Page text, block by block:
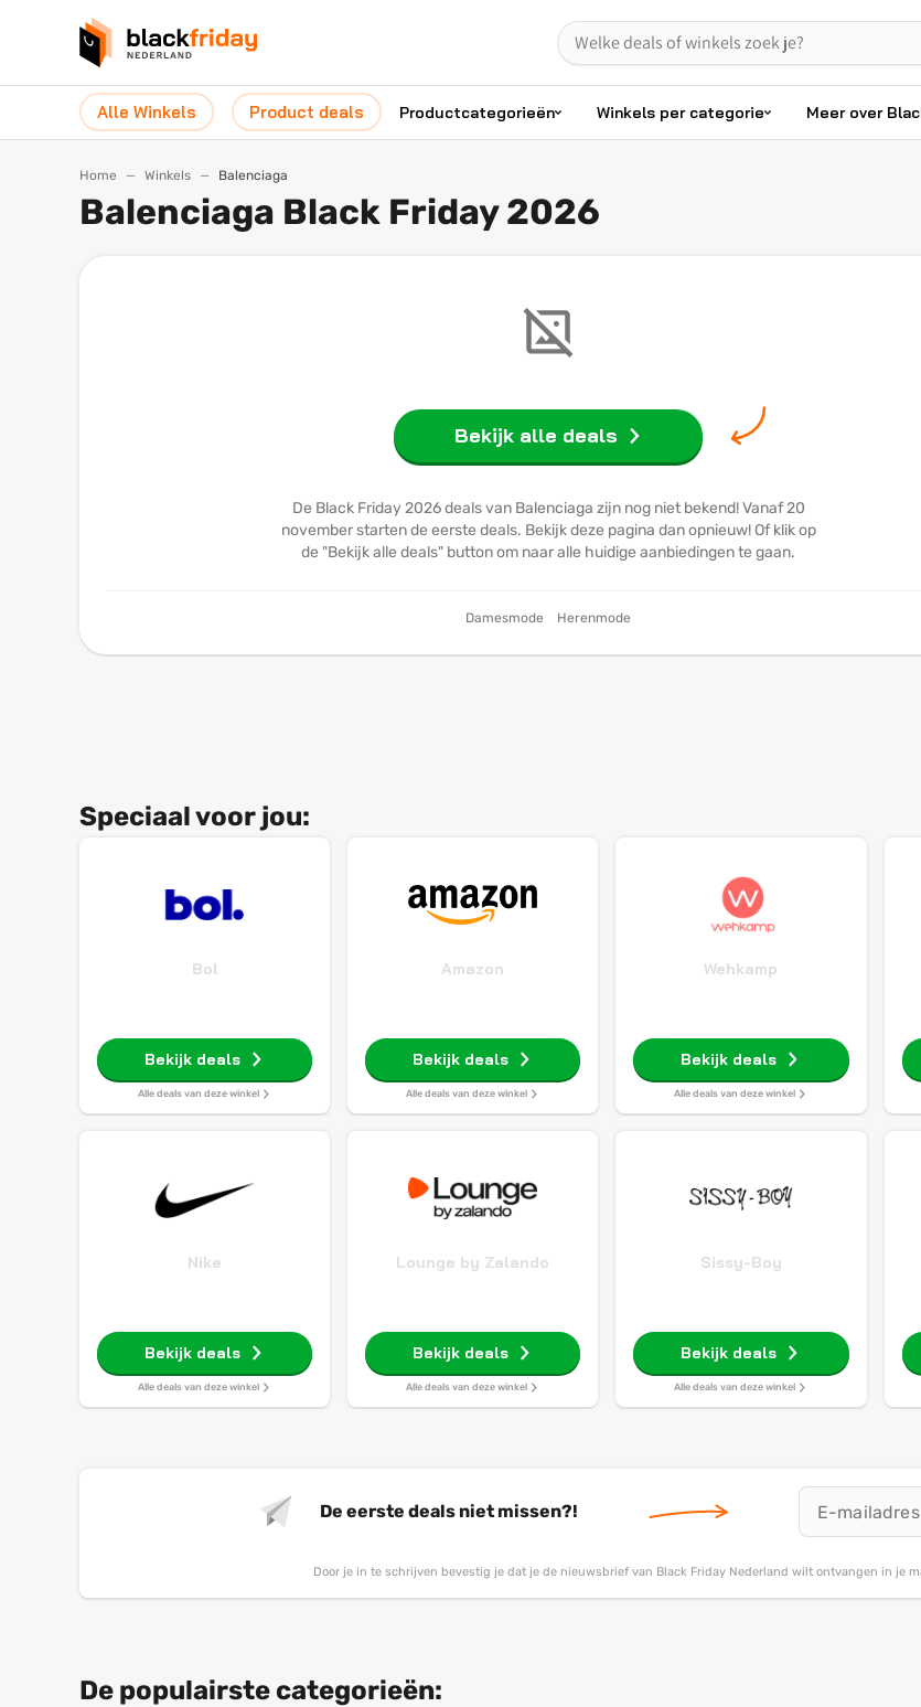
Alle Winkels Product deals Productcategorieën Winkels per categorie Meer over
Home Winkels Balenciaga
Balenciaga Black Friday 2026
Bekijk alle deals
De Black Friday 2026 deals van Balenciaga zijn nog niet bekend! Vanaf 20
november starten de eerste deals. Bekijk deze pagina dan opnieuw! Of klik op
de "Bekijk alle deals" button om naar alle huidige aanbiedingen te gaan.
Damesmode Herenmode
Speciaal voor jou:
Bol
Bekijk deals
Alle deals van deze winkel
Amazon
Bekijk deals
Alle deals van deze winkel
Wehkamp
Bekijk deals
Alle deals van deze winkel
Nike
Bekijk deals
Alle deals van deze winkel
Lounge by Zalando
Bekijk deals
Alle deals van deze winkel
Sissy-Boy
Bekijk deals
Alle deals van deze winkel
De eerste deals niet missen?!
Door je in te schrijven bevestig je dat je de nieuwsbrief van Black Friday Nederland wilt ontvangen in je
De populairste categorieën: